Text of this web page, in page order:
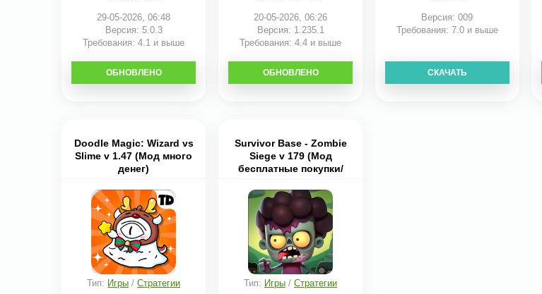
29-05-2026, 06:48
Версия: 5.0.3
Требования: 4.1 и выше
СКАЧАТЬ
ОБНОВЛЕНО
20-05-2026, 06:26
Версия: 1.235.1
Требования: 4.4 и выше
СКАЧАТЬ
ОБНОВЛЕНО
Версия: 009
Требования: 7.0 и выше
СКАЧАТЬ
Doodle Magic: Wizard vs
Slime v 1.47 (Мод много
денег)
Тип: Игры /Стратегии
Survivor Base - Zombie
Siege v 179 (Мод
бесплатные покупки/
Тип: Игры /Стратегии